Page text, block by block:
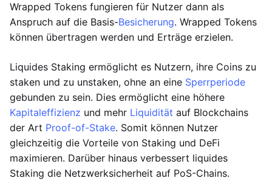
Wrapped Tokens fungieren für Nutzer dann als
Anspruch auf die Basis-Besicherung. Wrapped Tokens
können übertragen werden und Erträge erzielen.
Liquides Staking ermöglicht es Nutzern, ihre Coins zu
staken und zu unstaken, ohne an eine Sperrperiode
gebunden zu sein. Dies ermöglicht eine höhere
Kapitaleffizienz und mehr Liquidität auf Blockchains
der Art Proof-of-Stake. Somit können Nutzer
gleichzeitig die Vorteile von Staking und DeFi
maximieren. Darüber hinaus verbessert liquides
Staking die Netzwerksicherheit auf PoS-Chains.